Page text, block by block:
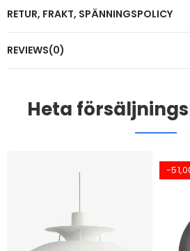
RETUR, FRAKT, SPÄNNINGSPOLICY
REVIEWS(0)
Heta
-